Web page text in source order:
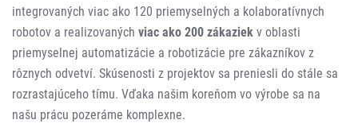
integrovaných viac ako 120 priemyselných a kolaboratívnych
robotov a realizovaných viac ako 200 zákaziek v oblasti
priemyselnej automatizácie a robotizácie pre zákazníkov z
rôznych odvetví. Skúsenosti z projektov sa preniesli do stále sa
rozrastajúceho tímu. Vďaka našim koreňom vo výrobe sa na
našu prácu pozeráme komplexne.